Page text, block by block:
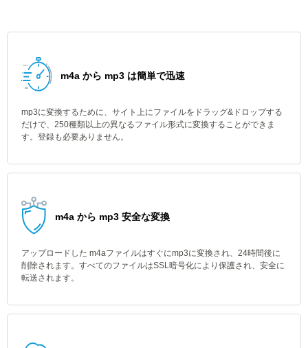
m4a から mp3 は簡単で迅速
mp3に変換するために、サイト上にファイルをドラッグ&ドロップする
だけで、250種類以上の異なるファイル形式に変換することができま
す。登録も必要ありません。
m4a から mp3 安全な変換
アップロードした m4aファイルはすぐにmp3に変換され、24時間後に
削除されます。すべてのファイルはSSL暗号化により保護され、安全に
転送されます。